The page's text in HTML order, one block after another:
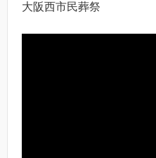
大阪西市民葬祭